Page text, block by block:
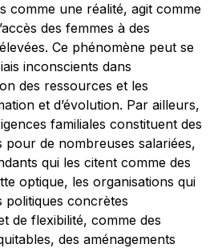
comme une réalité, agit comme
des femmes à des
Ce phénomène peut se
inconscients dans
des ressources et les
et d’évolution. Par ailleurs,
familiales constituent des
pour de nombreuses salariées,
qui les citent comme des
optique, les organisations qui
politiques concrètes
de flexibilité, comme des
des aménagements